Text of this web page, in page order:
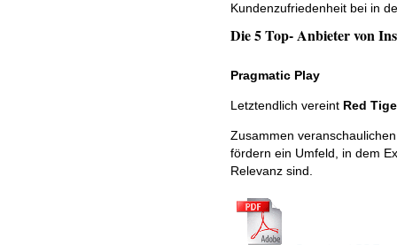
Kundenzufriedenheit bei in
Die 5 Top- Anbieter von
Pragmatic Play
Letztendlich vereint Red
Zusammen
fördern ein Umfeld, in dem
Relevanz sind.